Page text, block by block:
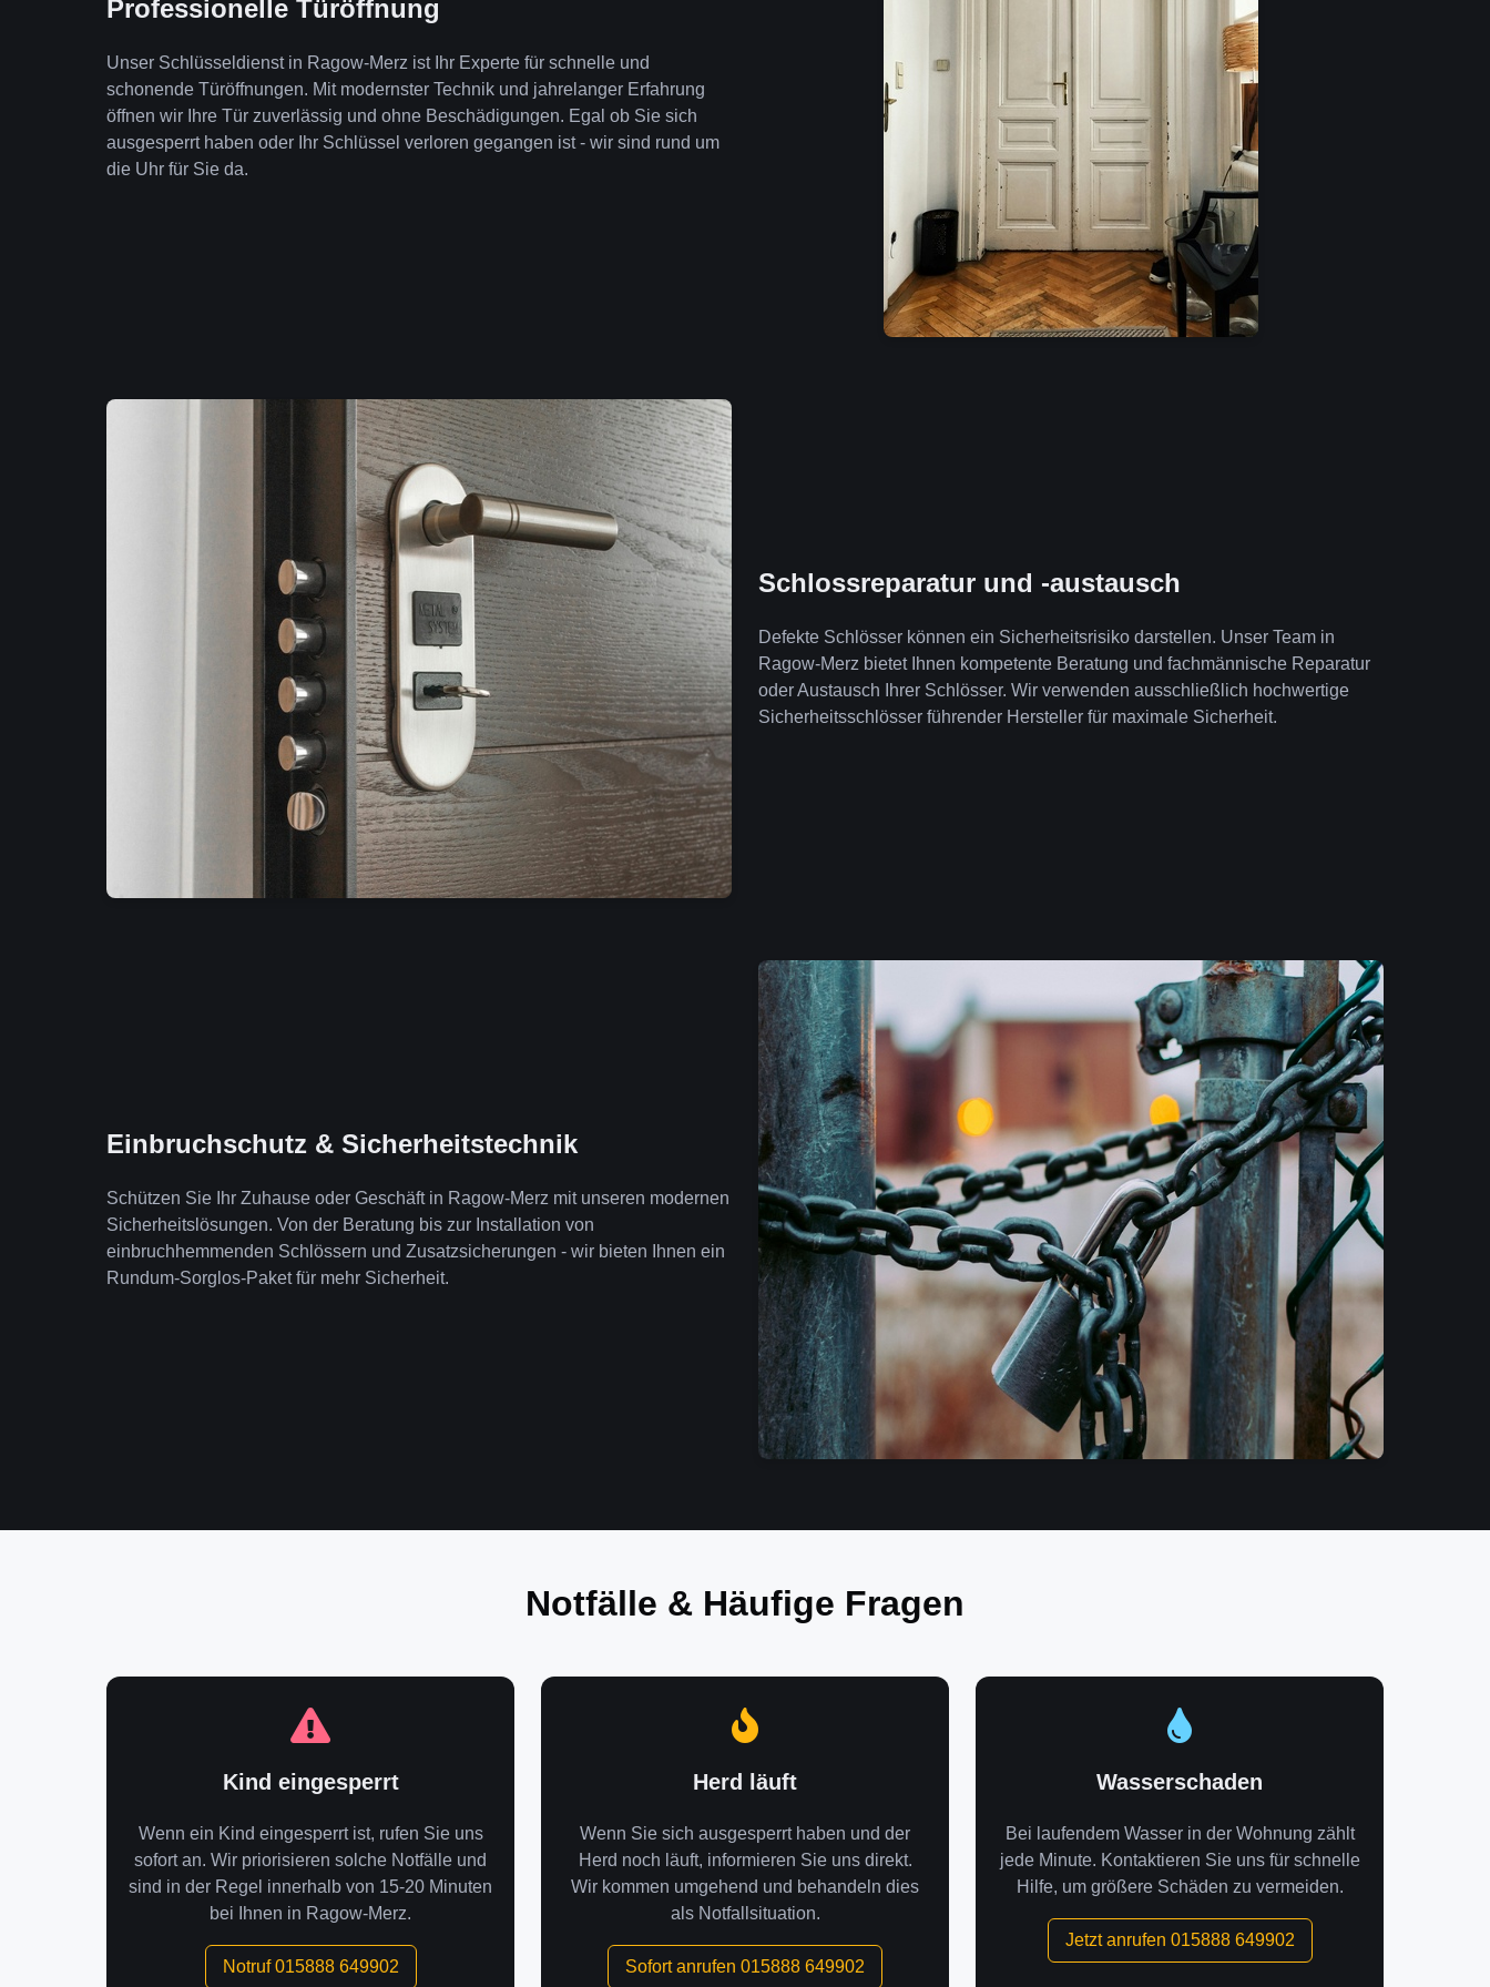
Professionelle Türöffnung
Unser Schlüsseldienst in Ragow-Merz ist Ihr Experte für schnelle und
schonende Türöffnungen. Mit modernster Technik und jahrelanger Erfahrung
öffnen wir Ihre Tür zuverlässig und ohne Beschädigungen. Egal ob Sie sich
ausgesperrt haben oder Ihr Schlüssel verloren gegangen ist - wir sind rund um
die Uhr für Sie da.
Schlossreparatur und -austausch
Defekte Schlösser können ein Sicherheitsrisiko darstellen. Unser Team in
Ragow-Merz bietet Ihnen kompetente Beratung und fachmännische Reparatur
oder Austausch Ihrer Schlösser. Wir verwenden ausschließlich hochwertige
Sicherheitsschlösser führender Hersteller für maximale Sicherheit.
Einbruchschutz & Sicherheitstechnik
Schützen Sie Ihr Zuhause oder Geschäft in Ragow-Merz mit unseren modernen
Sicherheitslösungen. Von der Beratung bis zur Installation von
einbruchhemmenden Schlössern und Zusatzsicherungen - wir bieten Ihnen ein
Rundum-Sorglos-Paket für mehr Sicherheit.
Notfälle & Häufige Fragen
Kind eingesperrt
Wenn ein Kind eingesperrt ist, rufen Sie uns
sofort an. Wir priorisieren solche Notfälle und
sind in der Regel innerhalb von 15-20 Minuten
bei Ihnen in Ragow-Merz.
Notruf 015888 649902
Herd läuft
Wenn Sie sich ausgesperrt haben und der
Herd noch läuft, informieren Sie uns direkt.
Wir kommen umgehend und behandeln dies
als Notfallsituation.
Sofort anrufen 015888 649902
Wasserschaden
Bei laufendem Wasser in der Wohnung zählt
jede Minute. Kontaktieren Sie uns für schnelle
Hilfe, um größere Schäden zu vermeiden.
Jetzt anrufen 015888 649902